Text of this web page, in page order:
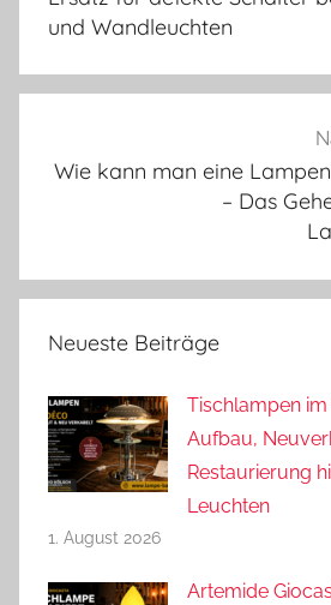
und Wandleuchten
Wie kann man eine
– Das
Neueste Beiträge
Tischlampen
Aufbau,
Restaurierung
Leuchten
1. August 2026
Artemide